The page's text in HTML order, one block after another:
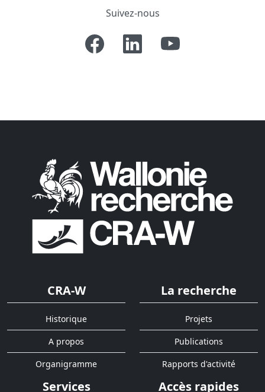
Suivez-nous
CRA-W
Historique
A propos
Organigramme
La recherche
Projets
Publications
Rapports d'activité
Services Accès rapides